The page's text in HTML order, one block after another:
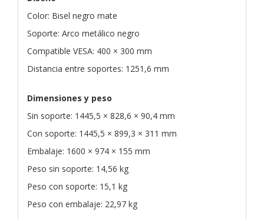
Color: Bisel negro mate
Soporte: Arco metálico negro
Compatible VESA: 400 × 300 mm
Distancia entre soportes: 1251,6 mm
Dimensiones y peso
Sin soporte: 1445,5 × 828,6 × 90,4 mm
Con soporte: 1445,5 × 899,3 × 311 mm
Embalaje: 1600 × 974 × 155 mm
Peso sin soporte: 14,56 kg
Peso con soporte: 15,1 kg
Peso con embalaje: 22,97 kg